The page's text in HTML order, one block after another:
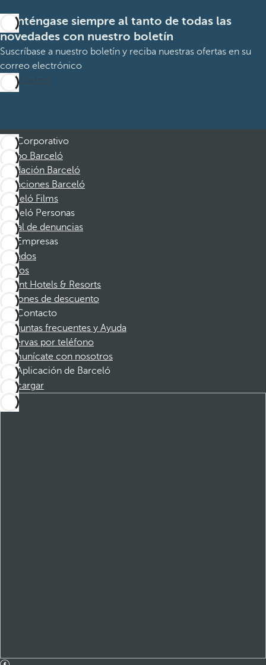
Manténgase siempre al tanto de todas las
novedades con nuestro boletín
Suscríbase a nuestro boletín y reciba nuestras ofertas en su
correo electrónico
Suscribirme
Corporativo
Grupo Barceló
Fundación Barceló
Vacaciones Barceló
Barceló Films
Barceló Personas
Canal de denuncias
Empresas
Afiliados
Socios
Dorint Hotels & Resorts
Cupones de descuento
Contacto
Preguntas frecuentes y Ayuda
Reservas por teléfono
Comunícate con nosotros
Aplicación de Barceló
Descargar